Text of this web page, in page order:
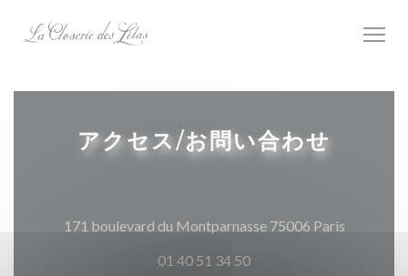
アクセス/お問い合わせ
171 boulevard du Montparnasse 75006 Paris((新しい
01 40 51 34 50